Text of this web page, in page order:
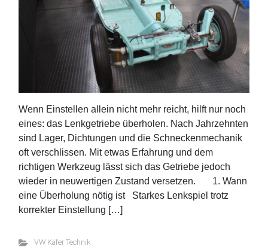
Wenn Einstellen allein nicht mehr reicht, hilft nur noch
eines: das Lenkgetriebe überholen. Nach Jahrzehnten
sind Lager, Dichtungen und die Schneckenmechanik
oft verschlissen. Mit etwas Erfahrung und dem
richtigen Werkzeug lässt sich das Getriebe jedoch
wieder in neuwertigen Zustand versetzen. 1. Wann
eine Überholung nötig ist Starkes Lenkspiel trotz
korrekter Einstellung […]
VW Käfer Technik